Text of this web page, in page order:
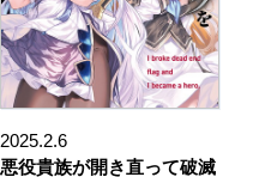
2025.2.6
悪役貴族が開き直って破滅